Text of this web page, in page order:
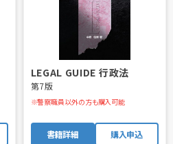
LEGAL GUIDE 行政法
第7版
※警察職員以外の方も購入可能
書籍詳細 購入申込